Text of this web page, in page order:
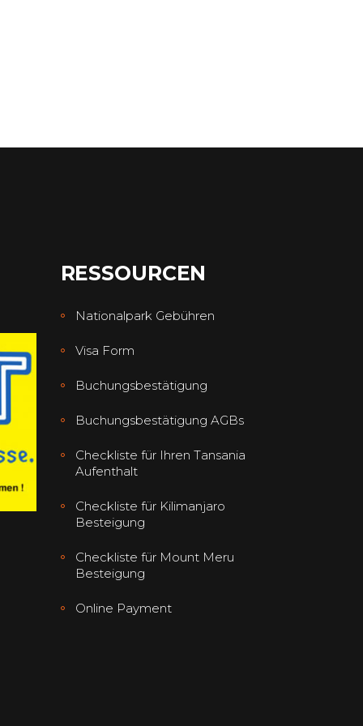
RESSOURCEN
Nationalpark Gebühren
Visa Form
Buchungsbestätigung
Buchungsbestätigung AGBs
Checkliste für Ihren Tansania
Aufenthalt
Checkliste für Kilimanjaro
Besteigung
Checkliste für Mount Meru
Besteigung
Online Payment